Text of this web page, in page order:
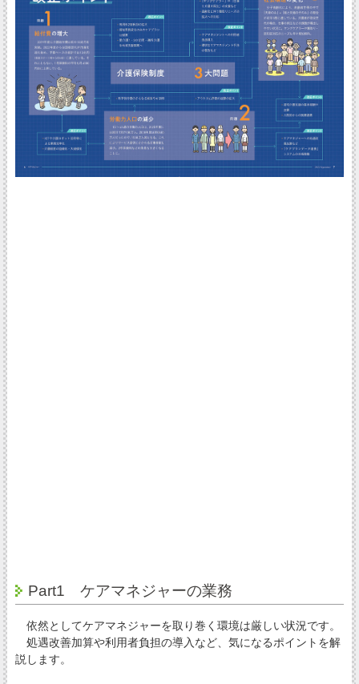
Part1 ケアマネジャーの業務
依然としてケアマネジャーを取り巻く環境は厳しい状況です。
処遇改善加算や利用者負担の導入など、気になるポイントを解
説します。